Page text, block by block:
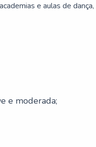
e aulas de dança,
e moderada;